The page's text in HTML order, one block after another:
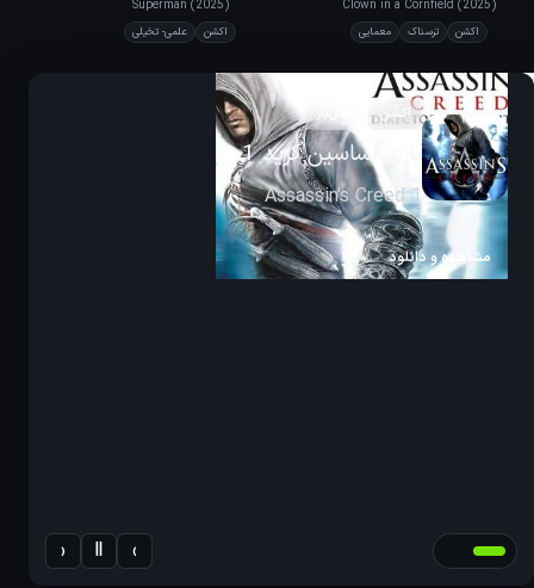
Clown in a Cornfield (2025)
اکشن ترسناک معمایی
Superman (2025)
اکشن علمی- تخیلی
اکشن جهان‌باز
بازی دانلود بازی Assassin’s Creed
نسخه ElAmigos
مشاهده و دانلود
›
Ⅱ
‹